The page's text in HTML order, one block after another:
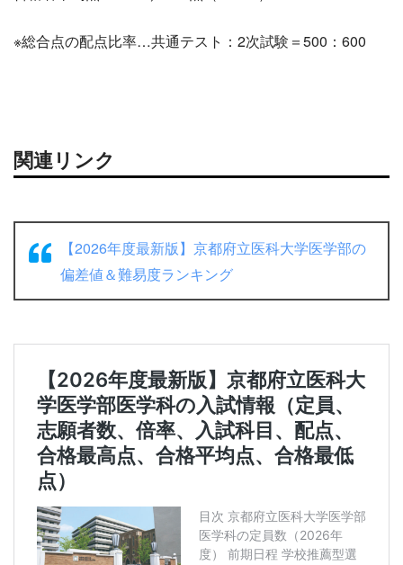
※総合点の配点比率…共通テスト：2次試験＝500：600
関連リンク
【2026年度最新版】京都府立医科大学医学部の
偏差値＆難易度ランキング